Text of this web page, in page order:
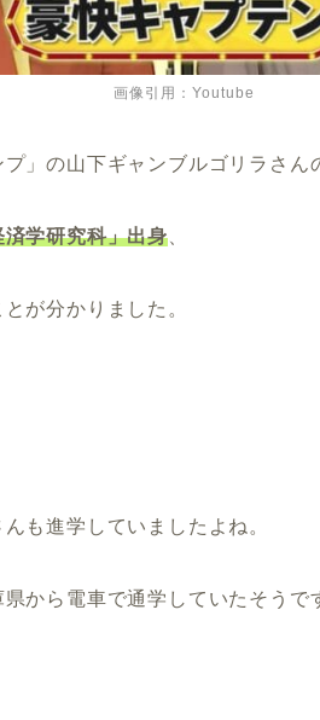
画像引用：Youtube
」の山下ギャンブルゴリラさん
学研究科」出身
が分かりました。
も進学していましたよね。
から電車で通学していたそうで